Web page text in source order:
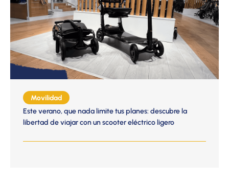
Movilidad
Este verano, que nada limite tus planes: descubre la
libertad de viajar con un scooter eléctrico ligero